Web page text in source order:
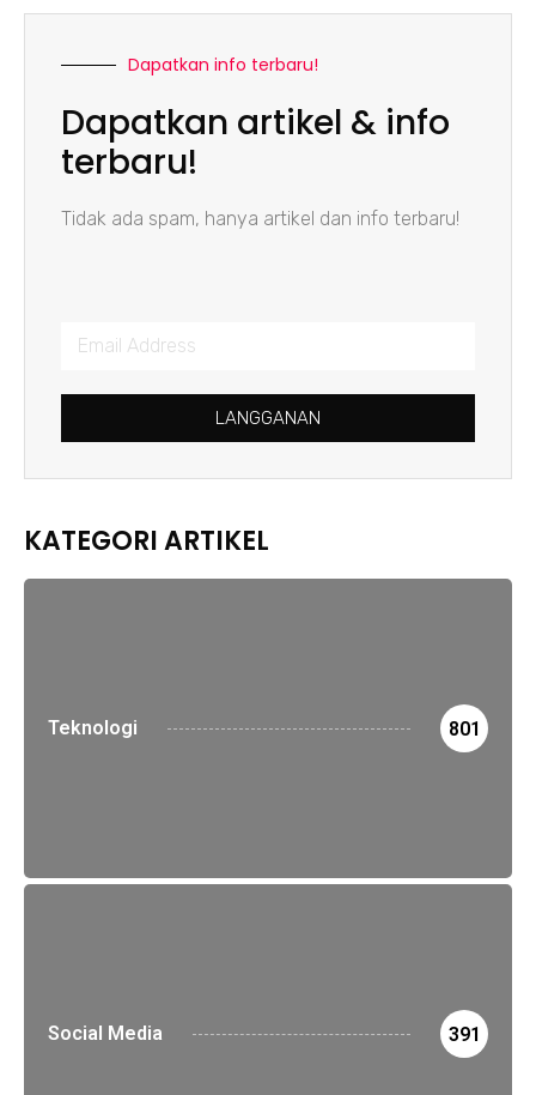
Dapatkan info terbaru!
Dapatkan artikel & info
terbaru!
Tidak ada spam, hanya artikel dan info terbaru!
LANGGANAN
KATEGORI ARTIKEL
Teknologi 801
Social Media 391